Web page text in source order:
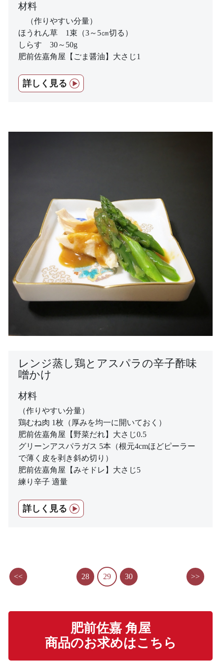
材料
（作りやすい分量）
ほうれん草 1束（3～5㎝切る）
しらす 30～50g
肥前佐嘉角屋【ごま醤油】大さじ1
詳しく見る
レンジ蒸し鶏とアスパラの辛子酢味
噌かけ
材料
（作りやすい分量）
鶏むね肉 1枚（厚みを均一に開いておく）
肥前佐嘉角屋【野菜だれ】大さじ0.5
グリーンアスパラガス 5本（根元4cmほどピーラー
で薄く皮を剥き斜め切り）
肥前佐嘉角屋【みそドレ】大さじ5
練り辛子 適量
詳しく見る
<< 28 29 30 >>
肥前佐嘉 角屋
商品のお求めはこちら